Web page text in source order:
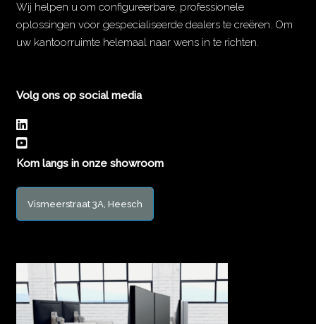
Wij helpen u om configureerbare, professionele
oplossingen voor gespecialiseerde dealers te creëren. Om
uw kantoorruimte helemaal naar wens in te richten.
Volg ons op social media
Kom langs in onze showroom
Vismeerstraat 3A, Heesch